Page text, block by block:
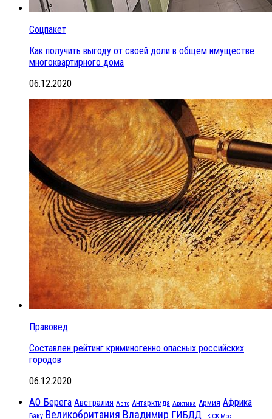
Соцпакет
Как получить выгоду от своей доли в общем имуществе
многоквартирного дома
06.12.2020
Правовед
Составлен рейтинг криминогенно опасных российских
городов
06.12.2020
АО Берега Австралия Авто Антарктида Арктика Армия Африка
Баку Великобритания Владимир ГИБДД ГК СК Мост